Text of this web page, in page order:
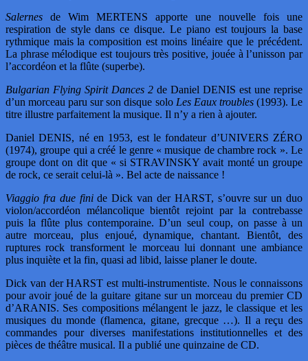
Salernes de Wim MERTENS apporte une nouvelle fois une
respiration de style dans ce disque. Le piano est toujours la base
rythmique mais la composition est moins linéaire que le précédent.
La phrase mélodique est toujours très positive, jouée à l’unisson par
l’accordéon et la flûte (superbe).
Bulgarian Flying Spirit Dances 2 de Daniel DENIS est une reprise
d’un morceau paru sur son disque solo Les Eaux troubles(1993). Le
titre illustre parfaitement la musique. Il n’y a rien à ajouter.
Daniel DENIS, né en 1953, est le fondateur d’UNIVERS ZÉRO
(1974), groupe qui a créé le genre « musique de chambre rock ». Le
groupe dont on dit que « si STRAVINSKY avait monté un groupe
de rock, ce serait celui-là ». Bel acte de naissance !
Viaggio fra due finide Dick van der HARST, s’ouvre sur un duo
violon/accordéon mélancolique bientôt rejoint par la contrebasse
puis la flûte plus contemporaine. D’un seul coup, on passe à un
autre morceau, plus enjoué, dynamique, chantant. Bientôt, des
ruptures rock transforment le morceau lui donnant une ambiance
plus inquiète et la fin, quasi ad libid, laisse planer le doute.
Dick van der HARST est multi-instrumentiste. Nous le connaissons
pour avoir joué de la guitare gitane sur un morceau du premier CD
d’ARANIS. Ses compositions mélangent le jazz, le classique et les
musiques du monde (flamenca, gitane, grecque …). Il a reçu des
commandes pour diverses manifestations institutionnelles et des
pièces de théâtre musical. Il a publié une quinzaine de CD.